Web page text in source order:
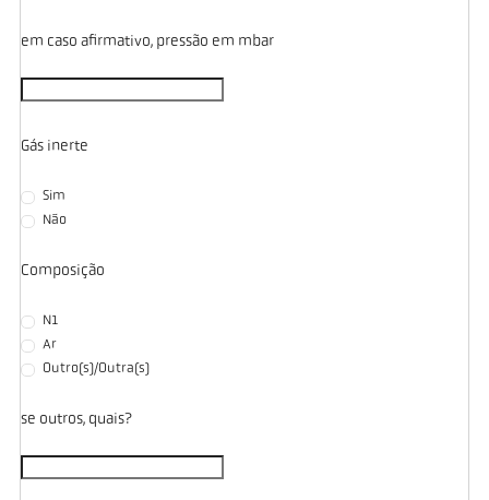
em caso afirmativo, pressão em mbar
Gás inerte
Sim
Não
Composição
N1
Ar
Outro(s)/Outra(s)
se outros, quais?